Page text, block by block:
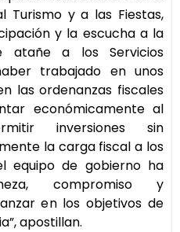
Turismo y a las Fiestas,
y la escucha a la
atañe a los Servicios
trabajado en unos
las ordenanzas fiscales
económicamente al
inversiones sin
la carga fiscal a los
equipo de gobierno ha
compromiso y
en los objetivos de
apostillan.